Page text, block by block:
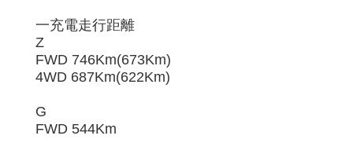
一充電走行距離
Z
FWD 746Km(673Km)
4WD 687Km(622Km)
G
FWD 544Km